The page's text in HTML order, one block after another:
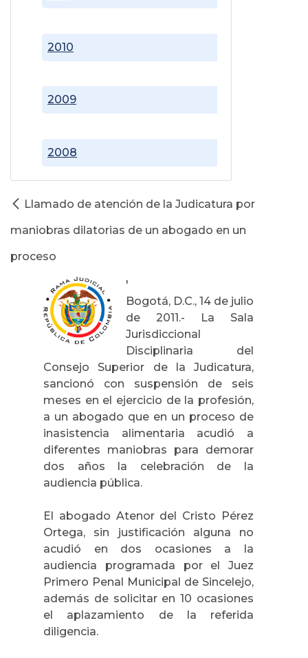
2008
2009
2010
Llamado de atención de la Judicatura por
maniobras dilatorias de un abogado en un
proceso
'
Bogotá, D.C., 14 de julio
de 2011.- La Sala
Jurisdiccional
Disciplinaria del
Consejo Superior de la Judicatura,
sancionó con suspensión de seis
meses en el ejercicio de la profesión,
a un abogado que en un proceso de
inasistencia alimentaria acudió a
diferentes maniobras para demorar
dos años la celebración de la
audiencia pública.
El abogado Atenor del Cristo Pérez
Ortega, sin justificación alguna no
acudió en dos ocasiones a la
audiencia programada por el Juez
Primero Penal Municipal de Sincelejo,
además de solicitar en 10 ocasiones
el aplazamiento de la referida
diligencia.